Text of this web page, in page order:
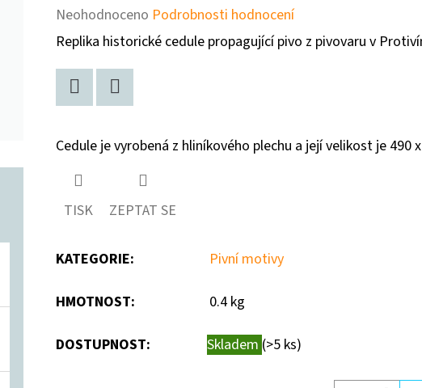
Průměrné
hodnocení
produktu
z
hvězdiček.
Neohodnoceno Podrobnosti hodnocení
Replika historické cedule propagující pivo z pivovaru v
Cedule je vyrobená z hliníkového plechu a její velikost je
TISK ZEPTAT SE
KATEGORIE: Pivní motivy
HMOTNOST: 0.4 kg
DOSTUPNOST: Skladem (>5 ks)